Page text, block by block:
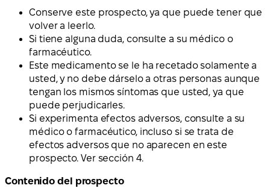
Conserve este prospecto, ya que puede tener que
volver a leerlo.
Si tiene alguna duda, consulte a su médico o
farmacéutico.
Este medicamento se le ha recetado solamente a
usted, y no debe dárselo a otras personas aunque
tengan los mismos síntomas que usted, ya que
puede perjudicarles.
Si experimenta efectos adversos, consulte a su
médico o farmacéutico, incluso si se trata de
efectos adversos que no aparecen en este
prospecto. Ver sección 4.
Contenido del prospecto